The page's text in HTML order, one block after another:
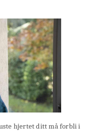
hjertet ditt må forbli i